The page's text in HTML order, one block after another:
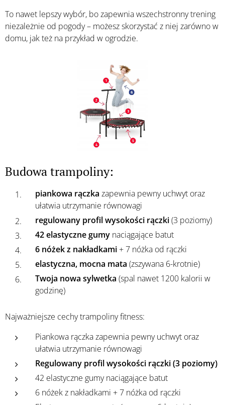
To nawet lepszy wybór, bo zapewnia wszechstronny trening
niezależnie od pogody – możesz skorzystać z niej zarówno w
domu, jak też na przykład w ogrodzie.
Budowa trampoliny:
piankowa rączka zapewnia pewny uchwyt oraz
ułatwia utrzymanie równowagi
regulowany profil wysokości rączki(3 poziomy)
42 elastyczne gumy naciągające batut
6 nóżek z nakładkami+ 7 nóżka od rączki
elastyczna, mocna mata (zszywana 6-krotnie)
Twoja nowa sylwetka (spal nawet 1200 kalorii w
godzinę)
Najważniejsze cechy trampoliny fitness:
Piankowa rączka zapewnia pewny uchwyt oraz
ułatwia utrzymanie równowagi
Regulowany profil wysokości rączki (3 poziomy)
42 elastyczne gumy naciągające batut
6 nóżek z nakładkami + 7 nóżka od rączki